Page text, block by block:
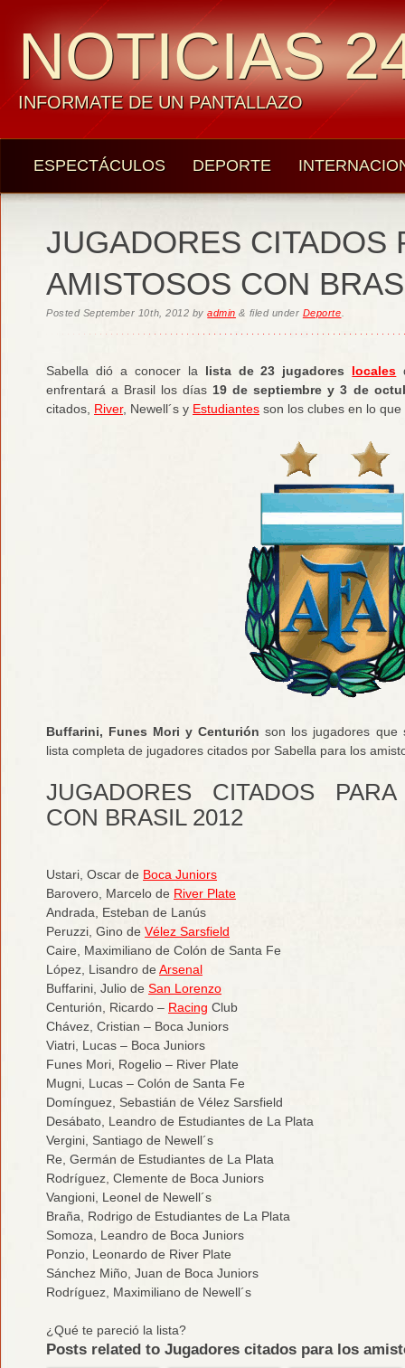
NOTICIAS
INFORMATE DE UN PANTALLAZO
ESPECTÁCULOS DEPORTE
JUGADORES CITADOS
AMISTOSOS CON
Posted September 10th, 2012 byadmin & filed under Deporte
Sabella dió a conocer la lista de 23 jugadores locales
enfrentará a Brasil los días 19 de septiembre y 3 de
citados, River, Newell´s y Estudiantes son los clubes en lo
Buffarini, Funes Mori y Centurión son los jugadores que
lista completa de jugadores citados por Sabella para los
JUGADORES CITADOS
CON BRASIL 2012
Ustari, Oscar de Boca Juniors
Barovero, Marcelo de River Plate
Andrada, Esteban de Lanús
Peruzzi, Gino de Vélez Sarsfield
Caire, Maximiliano de Colón de Santa Fe
López, Lisandro de Arsenal
Buffarini, Julio de San Lorenzo
Centurión, Ricardo – Racing Club
Chávez, Cristian – Boca Juniors
Viatri, Lucas – Boca Juniors
Funes Mori, Rogelio – River Plate
Mugni, Lucas – Colón de Santa Fe
Domínguez, Sebastián de Vélez Sarsfield
Desábato, Leandro de Estudiantes de La Plata
Vergini, Santiago de Newell´s
Re, Germán de Estudiantes de La Plata
Rodríguez, Clemente de Boca Juniors
Vangioni, Leonel de Newell´s
Braña, Rodrigo de Estudiantes de La Plata
Somoza, Leandro de Boca Juniors
Ponzio, Leonardo de River Plate
Sánchez Miño, Juan de Boca Juniors
Rodríguez, Maximiliano de Newell´s
¿Qué te pareció la lista?
Posts related to Jugadores citados para los